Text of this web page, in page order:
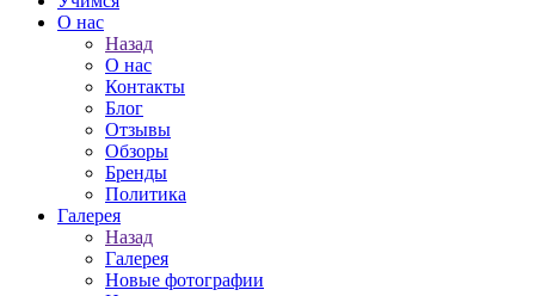
О нас
Назад
О нас
Контакты
Блог
Отзывы
Обзоры
Бренды
Политика
Галерея
Назад
Галерея
Новые фотографии